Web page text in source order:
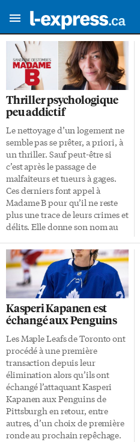
Thriller psychologique
peu addictif
Le nettoyage d’un logement ne
semble pas se prêter, a priori, à
un thriller. Sauf peut-être si
c’est après le passage de
malfaiteurs et tueurs à gages.
Ces derniers font appel à
Madame B pour qu’il ne reste
plus une trace de leurs crimes et
délits. Elle donne son nom au
Sandrine Destombes. Dans
Madame B, on a affaire à une
femme de ménage reconnue
pour son efficacité, sa
discrétion et son savoir-faire.
Sans aucun contrat
d’engagement formel, elle sait
toujours récolter une pièce
compromettante pour protéger
ses arrières. Tâche compliquée
Le rôle de Madame […]
Kasperi Kapanen est
échangé aux Penguins
Les Maple Leafs de Toronto ont
procédé à une première
transaction depuis leur
élimination alors qu’ils ont
échangé l’attaquant Kasperi
Kapanen aux Penguins de
Pittsburgh en retour, entre
autres, d’un choix de première
ronde au prochain repêchage.